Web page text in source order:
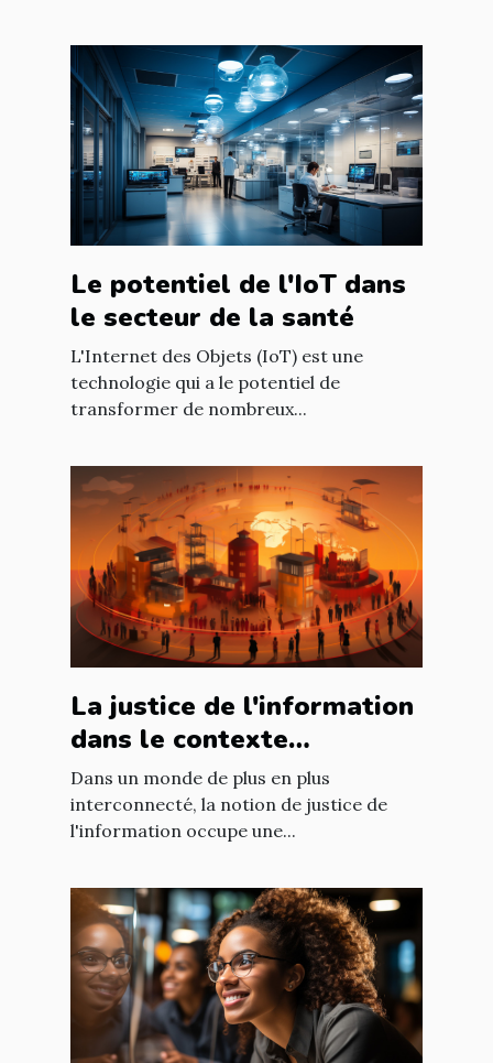
Le potentiel de l'IoT dans
le secteur de la santé
L'Internet des Objets (IoT) est une
technologie qui a le potentiel de
transformer de nombreux...
La justice de l'information
dans le contexte
international : enjeux et
défis
Dans un monde de plus en plus
interconnecté, la notion de justice de
l'information occupe une...